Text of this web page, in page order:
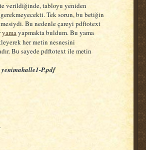
verildiğinde, tabloyu yeniden
Tek sorun, bu betiğin
Bu nedenle çareyi pdftotext
yama yapmakta buldum. Bu yama
her metin nesnesini
Bu sayede pdftotext ile metin
P.pdf